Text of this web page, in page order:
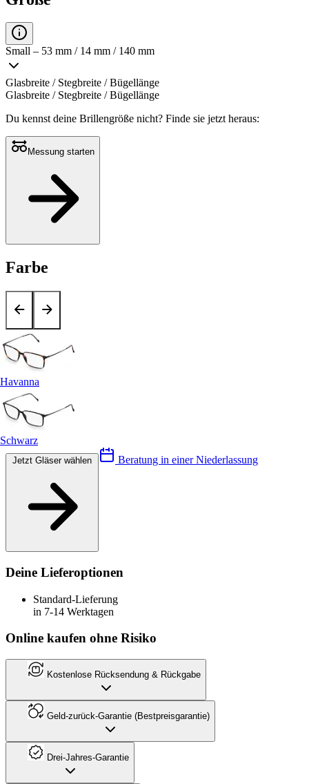
Small – 53 mm / 14 mm / 140 mm
Glasbreite / Stegbreite / Bügellänge
Glasbreite / Stegbreite / Bügellänge
Du kennst deine Brillengröße nicht? Finde sie jetzt heraus:
Messung starten
Farbe
Havanna
Schwarz
Beratung in einer Niederlassung
Deine Lieferoptionen
Standard-Lieferung
in 7-14 Werktagen
Online kaufen ohne Risiko
Kostenlose Rücksendung & Rückgabe
Geld-zurück-Garantie (Bestpreisgarantie)
Drei-Jahres-Garantie